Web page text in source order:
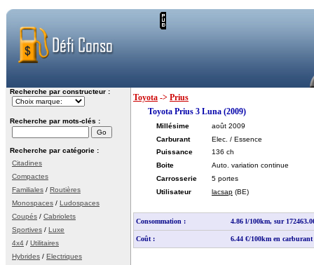
Recherche par constructeur :
Recherche par mots-clés :
Recherche par catégorie :
Citadines
Compactes
Familiales / Routières
Monospaces / Ludospaces
Coupés / Cabriolets
Sportives / Luxe
4x4 / Utilitaires
Hybrides / Electriques
Toyota -> Prius
Toyota Prius 3 Luna (2009)
Millésime
août 2009
Carburant
Elec. / Essence
Puissance
136 ch
Boite
Auto. variation continue
Carrosserie
5 portes
Utilisateur
lacsap (BE)
Consommation : 4.86 l/100km, sur
Coût : 6.44 €/100km en carburant